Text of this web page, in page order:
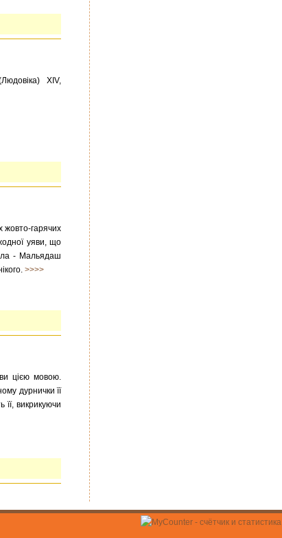
XIV,
жовто-гарячих
уяви, що
- Мальядаш
>>>>
цією мовою.
дурнички її
викрикуючи